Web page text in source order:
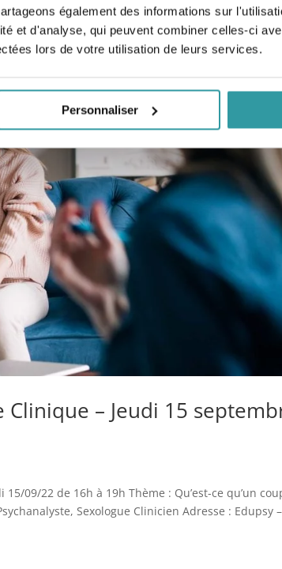
également des informations sur
et d'analyse, qui peuvent combiner celles-ci
lors de votre utilisation de leurs services.
Personnaliser
Clinique – Jeudi 15
09/22 de 16h à 19h Thème : Qu’est-ce qu’un
Sexologue Clinicien Adresse : Edupsy –